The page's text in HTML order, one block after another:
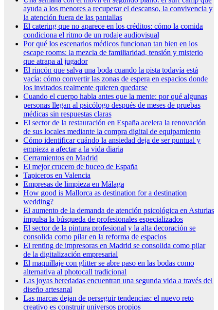
ayuda a los menores a recuperar el descanso, la convivencia y
la atención fuera de las pantallas
El catering que no aparece en los créditos: cómo la comida
condiciona el ritmo de un rodaje audiovisual
Por qué los escenarios médicos funcionan tan bien en los
escape rooms: la mezcla de familiaridad, tensión y misterio
que atrapa al jugador
El rincón que salva una boda cuando la pista todavía está
vacía: cómo convertir las zonas de espera en espacios donde
los invitados realmente quieren quedarse
Cuando el cuerpo habla antes que la mente: por qué algunas
personas llegan al psicólogo después de meses de pruebas
médicas sin respuestas claras
El sector de la restauración en España acelera la renovación
de sus locales mediante la compra digital de equipamiento
Cómo identificar cuándo la ansiedad deja de ser puntual y
empieza a afectar a la vida diaria
Cerramientos en Madrid
El mejor crucero de buceo de España
Tapiceros en Valencia
Empresas de limpieza en Málaga
How good is Mallorca as destination for a destination
wedding?
El aumento de la demanda de atención psicológica en Asturias
impulsa la búsqueda de profesionales especializados
El sector de la pintura profesional y la alta decoración se
consolida como pilar en la reforma de espacios
El renting de impresoras en Madrid se consolida como pilar
de la digitalización empresarial
El maquillaje con glitter se abre paso en las bodas como
alternativa al photocall tradicional
Las joyas heredadas encuentran una segunda vida a través del
diseño artesanal
Las marcas dejan de perseguir tendencias: el nuevo reto
creativo es construir universos propios